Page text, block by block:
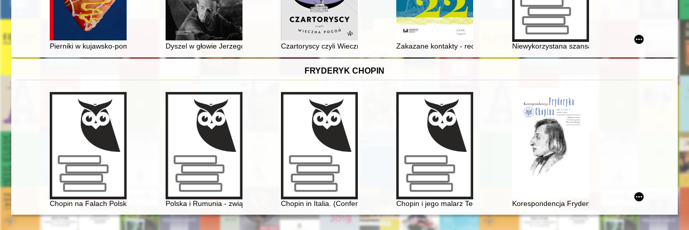
Pierniki w kujawsko-pomorskim Dyszel w głowie Jerzego Turowicza : wiara, idee i racje w świetle publicystyki z lat 1932-1939
Czartoryscy czyli Wieczna pogoń Zakazane kontakty - recenzja] Niewykorzystana szansa? : kilka uwag o kulturze
FRYDERYK CHOPIN
Chopin na Falach Polskiego Radia Polska i Rumunia - związki historyczne i kulturowe - przeszłość i dzień dzisiejszy. Materiały z sympozjum
Chopin in Italia. (Conferenze tenute nella Bibliotheca e Centre di Studia a Roma dell' Accademia Polacca delle Scienze il 6
Chopin i jego malarz Teofil Kwiatkowski (1809-1891). Malarstwo i rysunek ze zbiorów
Korespondencja Fryderyka Chopina. T. 3 cz. 1,